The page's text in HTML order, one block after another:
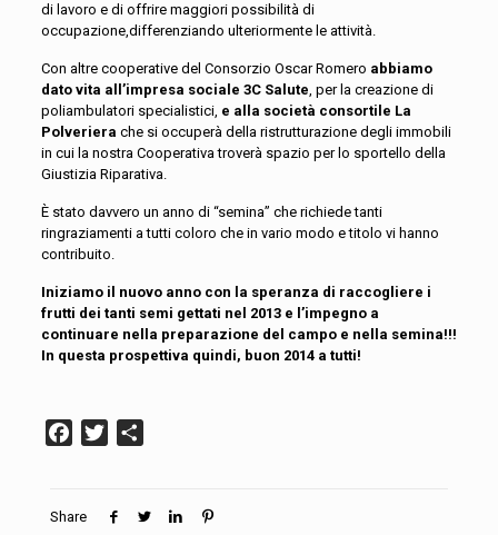
di lavoro e di offrire maggiori possibilità di
occupazione,differenziando ulteriormente le attività.
Con altre cooperative del Consorzio Oscar Romero abbiamo
dato vita all’impresa sociale 3C Salute, per la creazione di
poliambulatori specialistici, e alla società consortile La
Polveriera che si occuperà della ristrutturazione degli immobili
in cui la nostra Cooperativa troverà spazio per lo sportello della
Giustizia Riparativa.
È stato davvero un anno di “semina” che richiede tanti
ringraziamenti a tutti coloro che in vario modo e titolo vi hanno
contribuito.
Iniziamo il nuovo anno con la speranza di raccogliere i
frutti dei tanti semi gettati nel 2013 e l’impegno a
continuare nella preparazione del campo e nella semina!!!
In questa prospettiva quindi, buon 2014 a tutti!
Facebook
Twitter
Share